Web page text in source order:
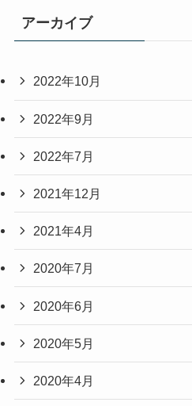
アーカイブ
2022年10月
2022年9月
2022年7月
2021年12月
2021年4月
2020年7月
2020年6月
2020年5月
2020年4月